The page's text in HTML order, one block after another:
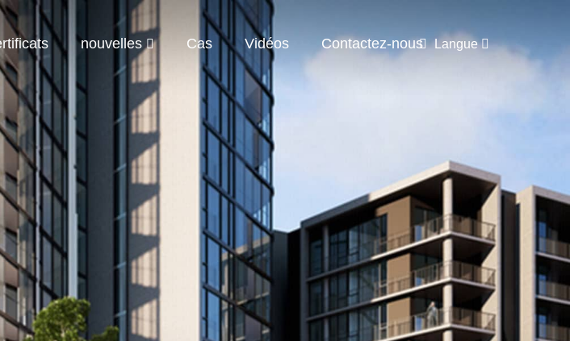
nouvelles Cas Vidéos Contactez-nous Langue